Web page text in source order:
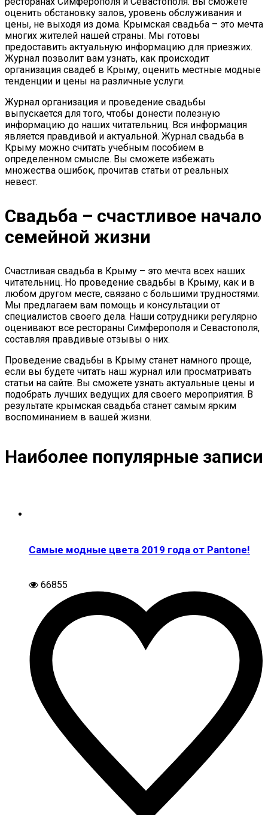
оценить обстановку залов, уровень обслуживания и
цены, не выходя из дома. Крымская свадьба – это мечта
многих жителей нашей страны. Мы готовы
предоставить актуальную информацию для приезжих.
Журнал позволит вам узнать, как происходит
организация свадеб в Крыму, оценить местные модные
тенденции и цены на различные услуги.
Журнал организация и проведение свадьбы
выпускается для того, чтобы донести полезную
информацию до наших читательниц. Вся информация
является правдивой и актуальной. Журнал свадьба в
Крыму можно считать учебным пособием в
определенном смысле. Вы сможете избежать
множества ошибок, прочитав статьи от реальных
невест.
Свадьба – счастливое начало
семейной жизни
Счастливая свадьба в Крыму – это мечта всех наших
читательниц. Но проведение свадьбы в Крыму, как и в
любом другом месте, связано с большими трудностями.
Мы предлагаем вам помощь и консультации от
специалистов своего дела. Наши сотрудники регулярно
оценивают все рестораны Симферополя и Севастополя,
составляя правдивые отзывы о них.
Проведение свадьбы в Крыму станет намного проще,
если вы будете читать наш журнал или просматривать
статьи на сайте. Вы сможете узнать актуальные цены и
подобрать лучших ведущих для своего мероприятия. В
результате крымская свадьба станет самым ярким
воспоминанием в вашей жизни.
Наиболее популярные записи
Самые модные цвета 2019 года от Pantone!
66855